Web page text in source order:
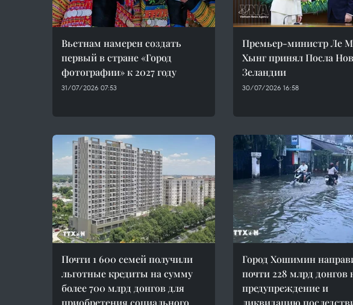
Вьетнам намерен создать
первый в стране «Город
фотографии» к 2027 году
31/07/2026 07:53
Премьер-министр Ле
Хынг принял Посла
Зеландии
30/07/2026 16:58
Почти 1 600 семей получили
льготные кредиты на сумму
более 700 млрд донгов для
приобретения социального
Город Хошимин
почти 228 млрд донгов
предупреждение и
ликвидацию